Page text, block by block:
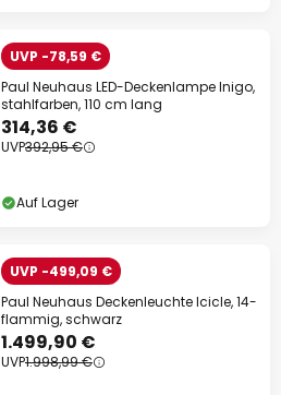
UVP -78,59 €
Paul Neuhaus LED-Deckenlampe Inigo,
stahlfarben, 110 cm lang
314,36 €
UVP392,95 €
Auf Lager
UVP -499,09 €
Paul Neuhaus Deckenleuchte Icicle, 14-
flammig, schwarz
1.499,90 €
UVP1.998,99 €